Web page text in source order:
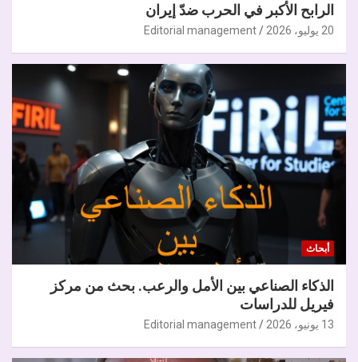
الرابح الأكبر في الحرب ضدّ إيران
20 يوليو، 2026 Editorial management
أبحاث
الذكاء الصناعي بين الأمل والرعب. بحث من مركز
فيريل للدراسات
13 يونيو، 2026 Editorial management